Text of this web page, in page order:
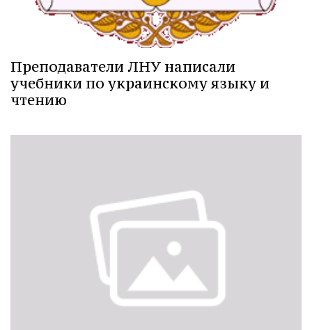
Преподаватели ЛНУ написали
учебники по украинскому языку и
чтению